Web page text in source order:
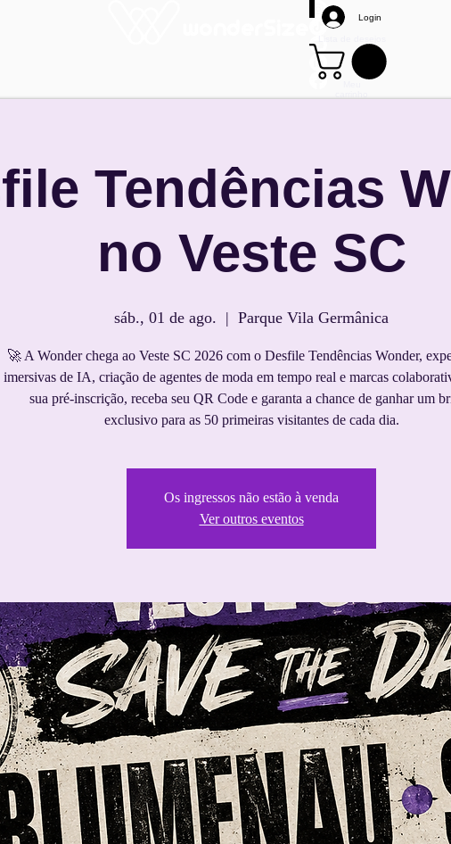
Login
Tendências
no Veste SC
sáb., 01 de ago.
  |
Parque Vila Germânica
🚀 A Wonder chega ao Veste SC 2026 com o Desfile Tendências Wonder,
imersivas de IA, criação de agentes de moda em tempo real e marcas
sua pré-inscrição, receba seu QR Code e garanta a chance de ganhar um
exclusivo para as 50 primeiras visitantes de cada dia.
Os ingressos não estão à venda
Ver outros eventos